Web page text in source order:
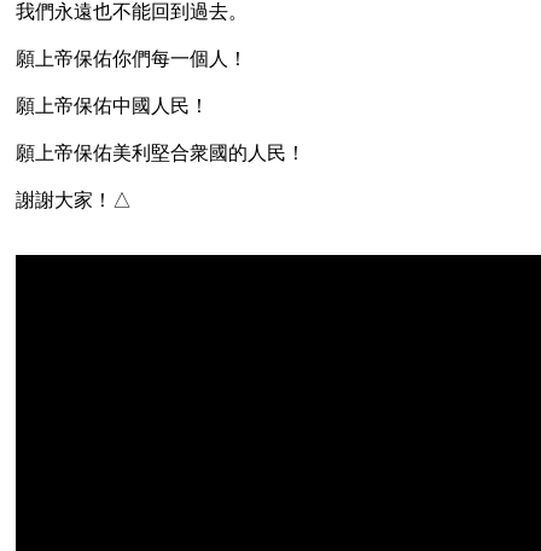
我們永遠也不能回到過去。
願上帝保佑你們每一個人！
願上帝保佑中國人民！
願上帝保佑美利堅合衆國的人民！